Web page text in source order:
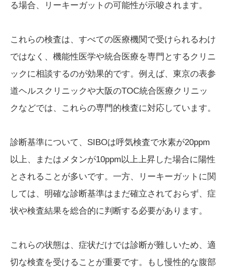
る場合、リーキーガットの可能性が示唆されます。
これらの検査は、すべての医療機関で受けられるわけ
ではなく、機能性医学や統合医療を専門とするクリニ
ックに相談するのが効果的です。例えば、東京の表参
道ヘルスクリニックや大阪のTOC統合医療クリニッ
クなどでは、これらの専門的検査に対応しています。
診断基準について、SIBOは呼気検査で水素が20ppm
以上、またはメタンが10ppm以上上昇した場合に陽性
とされることが多いです。一方、リーキーガットに関
しては、明確な診断基準はまだ確立されておらず、症
状や検査結果を総合的に判断する必要があります。
これらの状態は、症状だけでは診断が難しいため、適
切な検査を受けることが重要です。もし慢性的な腹部